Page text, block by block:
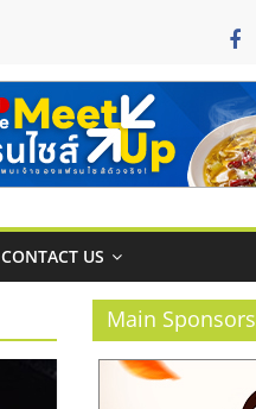
CONTACT US
Main Sponsors